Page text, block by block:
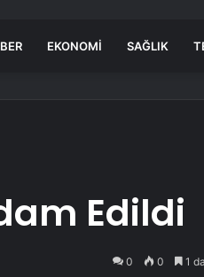
EKONOMI SAĞLIK
Edildi
0 0 1